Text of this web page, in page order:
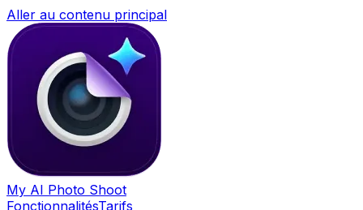
Aller au contenu principal
My AI Photo Shoot
FonctionnalitésTarifs